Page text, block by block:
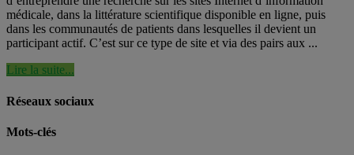
médicale, dans la littérature scientifique disponible en ligne, puis
dans les communautés de patients dans lesquelles il devient un
participant actif. C’est sur ce type de site et via des pairs aux ...
Lire la suite...
Réseaux sociaux
Mots-clés